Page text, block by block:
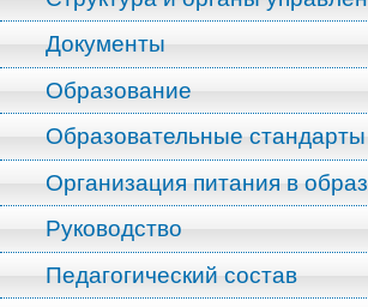
Документы
Образование
Образовательные
Организация питания в
Руководство
Педагогический состав